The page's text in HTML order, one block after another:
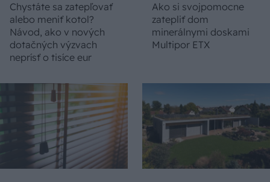
Chystáte sa zatepľovať
alebo meniť kotol?
Návod, ako v nových
dotačných výzvach
neprísť o tisíce eur
Ako si svojpomocne
zatepliť dom
minerálnymi doskami
Multipor ETX